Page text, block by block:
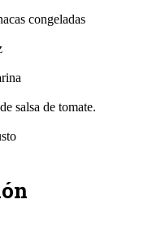
congeladas
salsa de tomate.